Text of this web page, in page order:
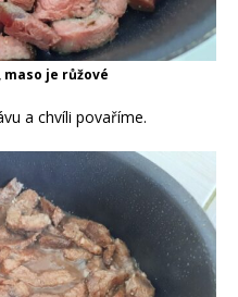
je růžové
a chvíli povaříme.